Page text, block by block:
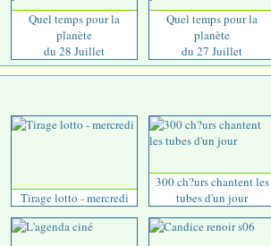
Quel temps pour la
planète
du 28 Juillet
Quel temps pour la
planète
du 27 Juillet
Tirage lotto - mercredi
300 ch?urs chantent les
tubes d'un jour